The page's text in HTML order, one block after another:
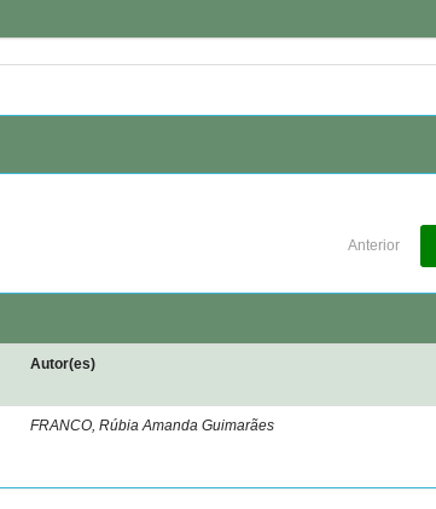
Anterior
Autor(es)
FRANCO, Rúbia Amanda Guimarães